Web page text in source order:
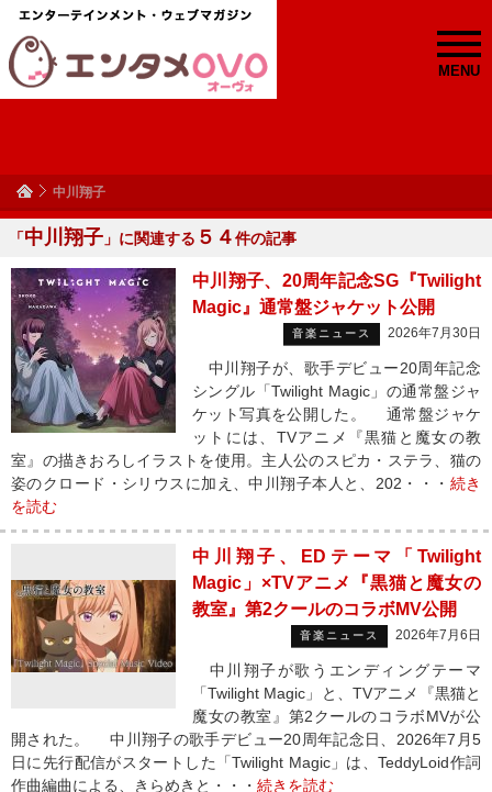
MENU
中川翔子
「中川翔子 」に関連する ５４件の記事
中川翔子、20周年記念SG『Twilight
Magic』通常盤ジャケット公開
音楽ニュース 2026年7月30日
中川翔子が、歌手デビュー20周年記念
シングル「Twilight Magic」の通常盤ジャ
ケット写真を公開した。 通常盤ジャケ
ットには、TVアニメ『黒猫と魔女の教
室』の描きおろしイラストを使用。主人公のスピカ・ステラ、猫の
姿のクロード・シリウスに加え、中川翔子本人と、202・・・ 続き
を読む
中川翔子、EDテーマ「Twilight
Magic」×TVアニメ『黒猫と魔女の
教室』第2クールのコラボMV公開
音楽ニュース 2026年7月6日
中川翔子が歌うエンディングテーマ
「Twilight Magic」と、TVアニメ『黒猫と
魔女の教室』第2クールのコラボMVが公
開された。 中川翔子の歌手デビュー20周年記念日、2026年7月5
日に先行配信がスタートした「Twilight Magic」は、TeddyLoid作詞
作曲編曲による、きらめきと・・・ 続きを読む